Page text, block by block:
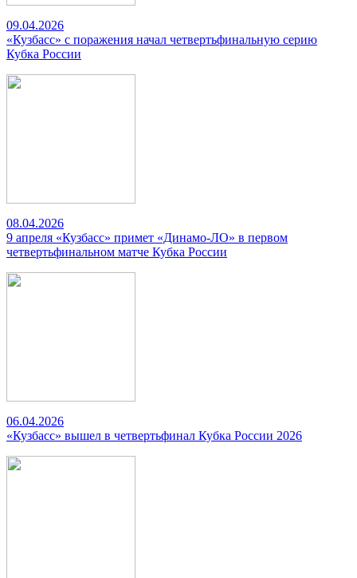
09.04.2026
«Кузбасс» с поражения начал четвертьфинальную серию
Кубка России
08.04.2026
9 апреля «Кузбасс» примет «Динамо-ЛО» в первом
четвертьфинальном матче Кубка России
06.04.2026
«Кузбасс» вышел в четвертьфинал Кубка России 2026